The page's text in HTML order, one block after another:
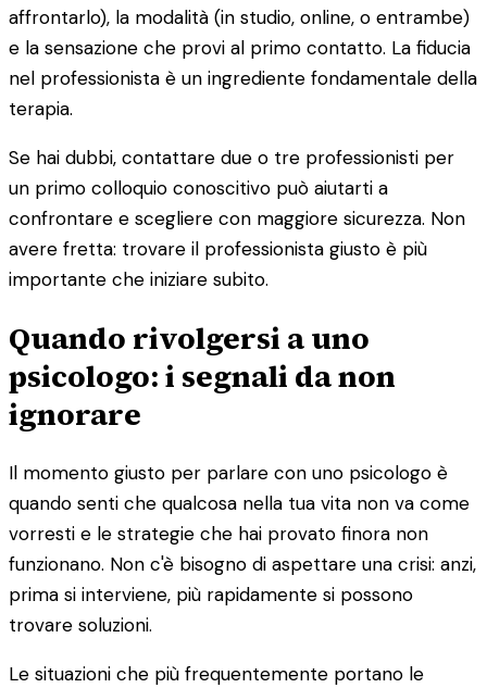
affrontarlo), la modalità (in studio, online, o entrambe)
e la sensazione che provi al primo contatto. La fiducia
nel professionista è un ingrediente fondamentale della
terapia.
Se hai dubbi, contattare due o tre professionisti per
un primo colloquio conoscitivo può aiutarti a
confrontare e scegliere con maggiore sicurezza. Non
avere fretta: trovare il professionista giusto è più
importante che iniziare subito.
Quando rivolgersi a uno
psicologo: i segnali da non
ignorare
Il momento giusto per parlare con uno psicologo è
quando senti che qualcosa nella tua vita non va come
vorresti e le strategie che hai provato finora non
funzionano. Non c'è bisogno di aspettare una crisi: anzi,
prima si interviene, più rapidamente si possono
trovare soluzioni.
Le situazioni che più frequentemente portano le